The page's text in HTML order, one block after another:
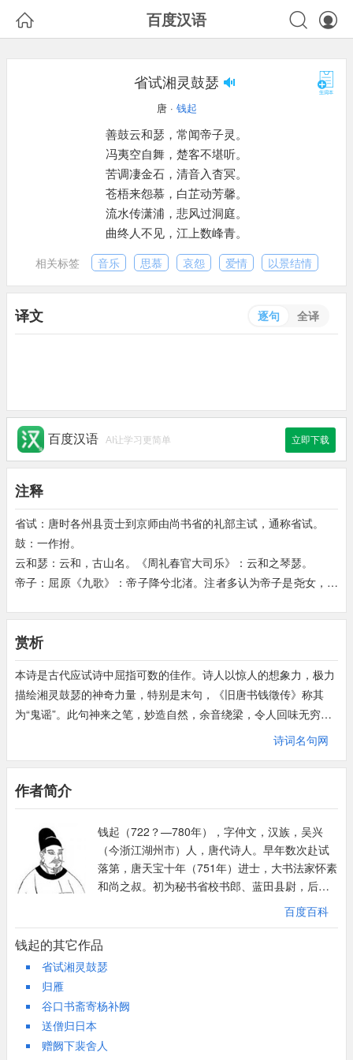
 百度汉语 

省试湘灵鼓瑟
唐 · 钱起
善鼓云和瑟，常闻帝子灵。
冯夷空自舞，楚客不堪听。
苦调凄金石，清音入杳冥。
苍梧来怨慕，白芷动芳馨。
流水传潇浦，悲风过洞庭。
曲终人不见，江上数峰青。
相关标签 音乐 思慕 哀怨 爱情 以景结情
译文 逐句 全译
百度汉语 AI让学习更简单 立即下载
注释
省试：唐时各州县贡士到京师由尚书省的礼部主试，通称省试。
鼓：一作拊。
云和瑟：云和，古山名。《周礼春官大司乐》：云和之琴瑟。
帝子：屈原《九歌》：帝子降兮北渚。注者多认为帝子是尧女，即
冯夷：传说中的河神名。见《后汉书张衡传》注。
空：一作徒。
楚客：指屈原，一说指远游的旅人。
金：指钟类乐器。
石：指磬类乐器。
杳冥：遥远的地方。
苍梧：山名，今湖南宁远县境，又称九嶷，传说舜帝南巡，崩于苍
梧，此代指舜帝之灵。
来：一作成。
白芷：伞形科草本植物，高四尺余，夏日开小白花。
人不见：点灵字。
江上数峰青：点湘字。
赏析
本诗是古代应试诗中屈指可数的佳作。诗人以惊人的想象力，极力
描绘湘灵鼓瑟的神奇力量，特别是末句，《旧唐书钱徵传》称其
为“鬼谣”。此句神来之笔，妙造自然，余音绕梁，令人回味无穷。
从诗题“省试”可以看出，这是一首试帖诗。“湘灵鼓瑟”这个题目，
诗的开头两句点题，赞扬湘灵善于鼓瑟，那优美动听的乐声常常萦
绕耳边。在试帖诗里，这叫做概括题旨。
湘水女神鼓瑟，曲声袅袅，于是诗人展开想象的羽翼，伴随着仙
乐，往返盘旋。那瑟曲，是多么动人心弦呵！它首先吸引了名叫冯
夷的水神，使他忍不住在水上跳起舞来。其实，冯夷并没有真正听
懂在美妙的乐声中隐藏的哀怨凄苦的情感，这种欢舞是徒然的。但
那些“楚客”是懂得湘灵的心意的，这当然包括汉代的贾谊，和历代
被贬谪南行而经过湘水的人，他们听到这样哀怨的乐声，怎不感到
十分难过呢！
你听，那曲调深沉哀婉，即使坚如金石也为之感到悲凄；而它的清
亢响亮，可以传到那无穷无尽的苍穹中去。
如此优美而哀怨的乐声传到苍梧之野，一定把九嶷山上的舜帝之灵
都惊动了，他也许会赶到湘水上空来侧耳倾听吧！那馨香的芳草
──白芷，竟会受到感动，越发吐出它的芳香来。
乐声在水面上飘扬，广大的湘江两岸都沉浸在优美的旋律之中。寥
诗词名句网
作者简介
钱起（722？—780年），字仲文，汉族，吴兴
（今浙江湖州市）人，唐代诗人。早年数次赴试
落第，唐天宝十年（751年）进士，大书法家怀素
和尚之叔。初为秘书省校书郎、蓝田县尉，后任
司勋员外郎、考功郎中、翰林学士等。曾任考功
郎中，故世称“钱考功”。代宗大历中为翰林学士。
他是大历十才子之一，也是其中杰出者，被誉
为“大历十才子之冠”。又与郎士元齐名，称“钱
郎”，当时称为“前有沈宋，后有钱郎”。
百度百科
钱起的其它作品
省试湘灵鼓瑟
归雁
谷口书斋寄杨补阙
送僧归日本
赠阙下裴舍人